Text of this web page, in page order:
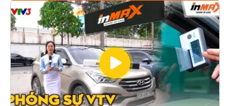
thường hoạt động theo cơ chế giữ nhiệt trên
kính,...